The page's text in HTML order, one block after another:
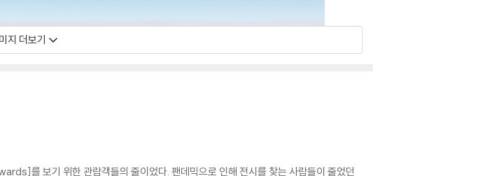
지 더보기
를 보기 위한 관람객들의 줄이었다. 팬데믹으로 인해 전시를 찾는 사람들이 줄었던